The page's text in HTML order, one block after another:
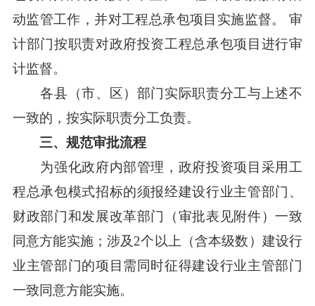
动监管工作，并对工程总承包项目实施监督。 审
计部门按职责对政府投资工程总承包项目进行审
计监督。
各县（市、区）部门实际职责分工与上述不
一致的，按实际职责分工负责。
三、规范审批流程
为强化政府内部管理，政府投资项目采用工
程总承包模式招标的须报经建设行业主管部门、
财政部门和发展改革部门（审批表见附件）一致
同意方能实施；涉及2个以上（含本级数）建设行
业主管部门的项目需同时征得建设行业主管部门
一致同意方能实施。